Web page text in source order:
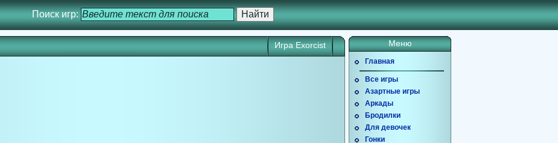
Поиск игр:
Игра Exorcist Меню
Главная
Все игры
Азартные игры
Аркады
Бродилки
Для девочек
Гонки